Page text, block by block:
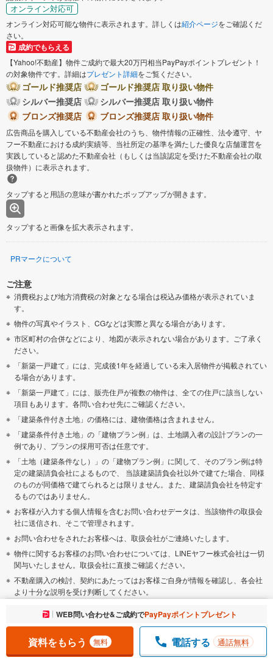
オンライン対応可
オンライン対応可能な物件に表示されます。詳しくは紹介ページをご確認くだ
さい。
成約でもらえる
【Yahoo!不動産】物件ご成約で最大20万円相当PayPayポイントプレゼント！
の対象物件です。詳細はプレゼント詳細をご覧ください。
ゴールド推奨店
ゴールド推奨店 取り扱い物件
シルバー推奨店
シルバー推奨店 取り扱い物件
ブロンズ推奨店
ブロンズ推奨店 取り扱い物件
広告商品を購入している不動産会社のうち、物件情報の正確性、法令遵守、ヤ
フー不動産における成約実績等、当社所定の基準を満たした優良な店舗運営を
実践していると認めた不動産会社（もしくは当該認定を受けた不動産会社の取
扱物件）に表示されます。
タップすると用語の意味が書かれたポップアップが開きます。
タップすると画像を拡大表示されます。
PRマークについて
ご注意
消費税および地方消費税の対象となる場合は税込み価格が表示されていま
す。
物件の写真やイラスト、CGなどは実際と異なる場合があります。
市区町村の合併などにより、地図が表示されない場合があります。ご了承く
ださい。
「新築一戸建て」には、完成後1年を経過している未入居物件が掲載されてい
る場合があります。
「新築一戸建て」には、販売住戸が複数の物件は、全ての住戸に該当しない
項目もあります。各問い合わせ先にご確認ください。
「建築条件付き土地」の価格には、建物価格は含まれません。
「建築条件付き土地」の「建物プラン例」は、土地購入者の設計プランの一
例であり、プランの採用可否は任意です。
「土地（建築条件なし）」の「建物プラン例」に関して、そのプラン例は特
定の建築請負会社によるもので、 当該建築請負会社以外で建てた場合、同様
のものが同価格で建てられるとは限りません。また、建築請負会社を特定す
るものではありません。
お客様が入力する個人情報を含むお問い合わせデータは、当該物件の取扱会
社に送信され、そこで管理されます。
お問い合わせをされたお客様へは、取扱会社がご連絡いたします。
物件に関するお客様のお問い合わせについては、LINEヤフー株式会社は一切
関与いたしません。取扱会社に直接ご確認ください。
不動産購入の検討、契約にあたってはお客様ご自身が情報を確認し、各会社
より十分な説明を受け判断してください。
市区町村・駅ごとの物件ランキングは、Yahoo!不動産独自のルールに基づい
て表示しています。（ランキングは火曜更新されます）
物件クチコミ情報は主にYahoo!不動産が独自で収集し、一部はマンションレ
お気に入りに追加しました。 一覧を開く
WEB問い合わせ&ご成約でPayPayポイントプレゼント
資料をもらう 無料 電話する 通話無料